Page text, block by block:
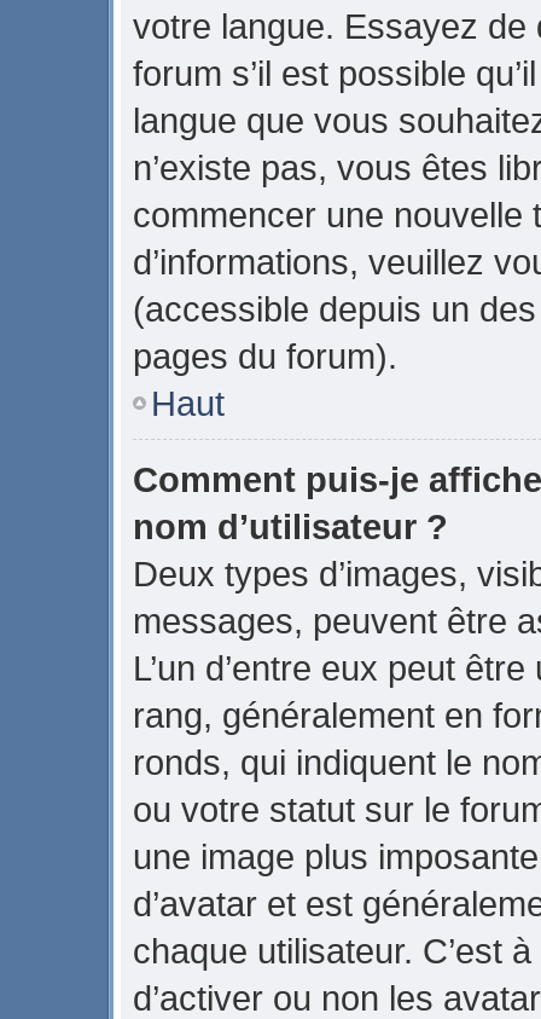
votre langue. Essayez
forum s’il est possible
langue que vous
n’existe pas, vous êtes
commencer une nouvelle
d’informations, veuillez
(accessible depuis un
pages du forum).
Haut
Comment puis-je
nom d’utilisateur ?
Deux types d’images,
messages, peuvent être
L’un d’entre eux peut
rang, généralement en
ronds, qui indiquent le
ou votre statut sur le
une image plus
d’avatar et est
chaque utilisateur. C’est
d’activer ou non les